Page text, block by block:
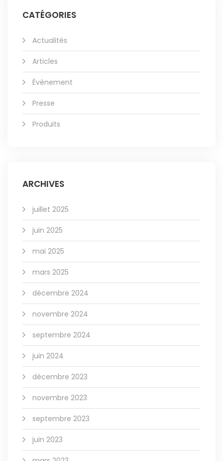
CATÉGORIES
Actualités
Articles
Évènement
Presse
Produits
ARCHIVES
juillet 2025
juin 2025
mai 2025
mars 2025
décembre 2024
novembre 2024
septembre 2024
juin 2024
décembre 2023
novembre 2023
septembre 2023
juin 2023